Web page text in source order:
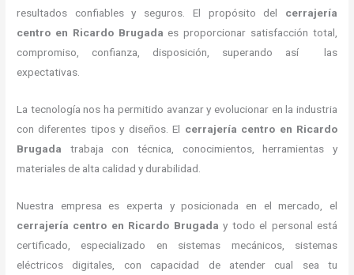
resultados confiables y seguros. El propósito del cerrajería
centro en Ricardo Brugada es proporcionar satisfacción total,
compromiso, confianza, disposición, superando así las
expectativas.
La tecnología nos ha permitido avanzar y evolucionar en la industria
con diferentes tipos y diseños. El cerrajería centro en Ricardo
Brugada trabaja con técnica, conocimientos, herramientas y
materiales de alta calidad y durabilidad.
Nuestra empresa es experta y posicionada en el mercado, el
cerrajería centro en Ricardo Brugada y todo el personal está
certificado, especializado en sistemas mecánicos, sistemas
eléctricos digitales, con capacidad de atender cual sea tu